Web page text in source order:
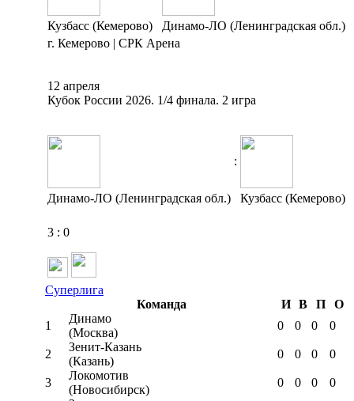
Кузбасс (Кемерово)
Динамо-ЛО (Ленинградская обл.)
г. Кемерово | СРК Арена
12 апреля
Кубок России 2026. 1/4 финала. 2 игра
:
Динамо-ЛО (Ленинградская обл.) Кузбасс (Кемерово)
3 : 0
Суперлига
Команда
И В П
О
1
Динамо
(Москва)
0 0 0 0
2
Зенит-Казань
(Казань)
0 0 0 0
3
Локомотив
(Новосибирск)
0 0 0 0